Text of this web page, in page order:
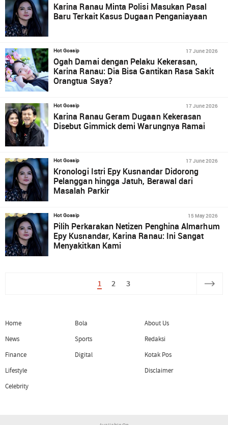
Karina Ranau Minta Polisi Masukan Pasal
Baru Terkait Kasus Dugaan Penganiayaan
Hot Gossip 17 June 2026
Ogah Damai dengan Pelaku Kekerasan,
Karina Ranau: Dia Bisa Gantikan Rasa Sakit
Orangtua Saya?
Hot Gossip 17 June 2026
Karina Ranau Geram Dugaan Kekerasan
Disebut Gimmick demi Warungnya Ramai
Hot Gossip 17 June 2026
Kronologi Istri Epy Kusnandar Didorong
Pelanggan hingga Jatuh, Berawal dari
Masalah Parkir
Hot Gossip 15 May 2026
Pilih Perkarakan Netizen Penghina Almarhum
Epy Kusnandar, Karina Ranau: Ini Sangat
Menyakitkan Kami
1 2 3
Home
News
Finance
Lifestyle
Celebrity
Bola
Sports
Digital
About Us
Redaksi
Kotak Pos
Disclaimer